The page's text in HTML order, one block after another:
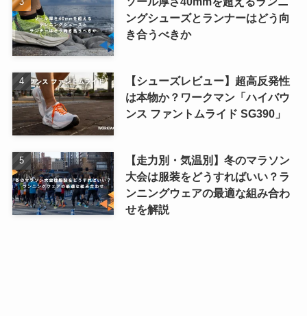
ングシューズとランナーはどう向
き合うべきか
【シューズレビュー】超高反発性
は本物か？ワークマン「ハイバウ
ンス ファントムライド SG390」
【走力別・気温別】冬のマラソン
大会は服装をどうすればいい？ラ
ンニングウェアの最適な組み合わ
せを解説